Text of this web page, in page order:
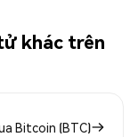
khác trên
Bitcoin (BTC)